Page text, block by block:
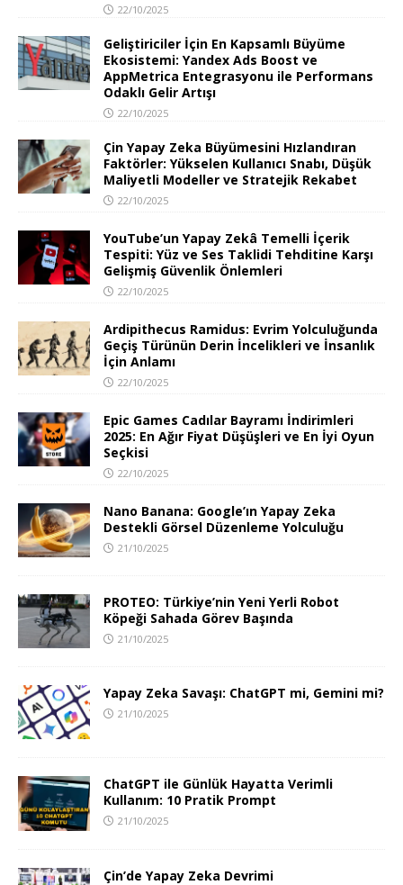
22/10/2025
Geliştiriciler İçin En Kapsamlı Büyüme
Ekosistemi: Yandex Ads Boost ve
AppMetrica Entegrasyonu ile Performans
Odaklı Gelir Artışı
22/10/2025
Çin Yapay Zeka Büyümesini Hızlandıran
Faktörler: Yükselen Kullanıcı Snabı, Düşük
Maliyetli Modeller ve Stratejik Rekabet
22/10/2025
YouTube’un Yapay Zekâ Temelli İçerik
Tespiti: Yüz ve Ses Taklidi Tehditine Karşı
Gelişmiş Güvenlik Önlemleri
22/10/2025
Ardipithecus Ramidus: Evrim Yolculuğunda
Geçiş Türünün Derin İncelikleri ve İnsanlık
İçin Anlamı
22/10/2025
Epic Games Cadılar Bayramı İndirimleri
2025: En Ağır Fiyat Düşüşleri ve En İyi Oyun
Seçkisi
22/10/2025
Nano Banana: Google’ın Yapay Zeka
Destekli Görsel Düzenleme Yolculuğu
21/10/2025
PROTEO: Türkiye’nin Yeni Yerli Robot
Köpeği Sahada Görev Başında
21/10/2025
Yapay Zeka Savaşı: ChatGPT mi, Gemini mi?
21/10/2025
ChatGPT ile Günlük Hayatta Verimli
Kullanım: 10 Pratik Prompt
21/10/2025
Çin’de Yapay Zeka Devrimi